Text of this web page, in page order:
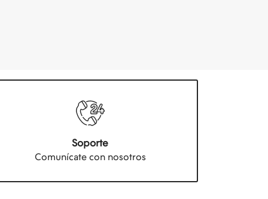
Soporte
Comunícate con nosotros